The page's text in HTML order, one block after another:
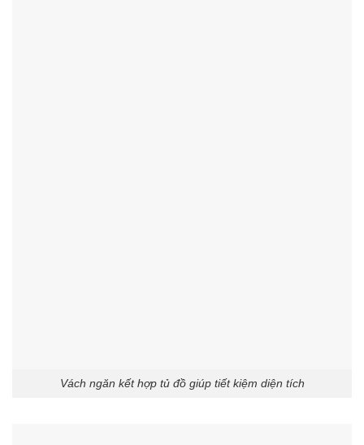
Vách ngăn kết hợp tủ đồ giúp tiết kiệm diện tích